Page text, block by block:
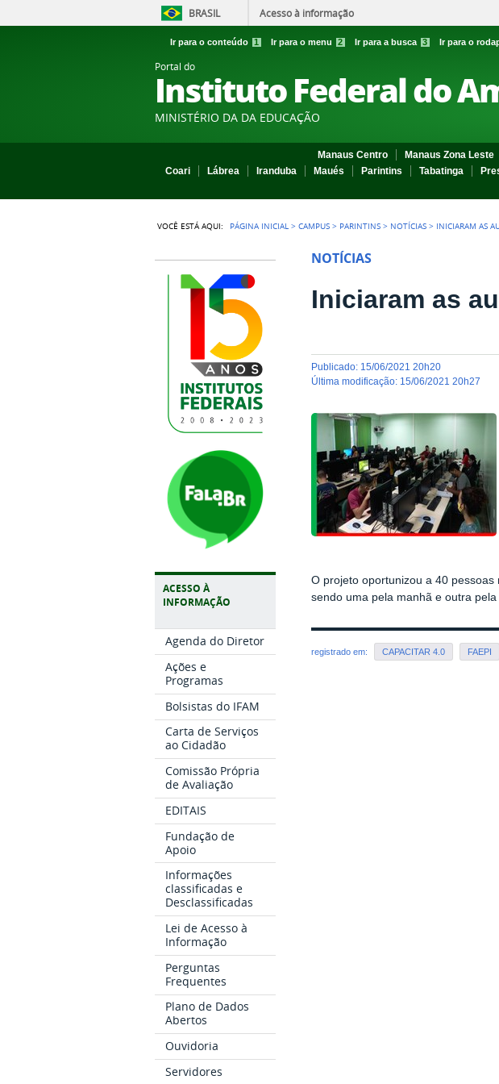
BRASIL Acesso à informação
Ir para o conteúdo 1 Ir para o menu 2 Ir para a busca 3 Ir para o
Portal do
Instituto Federal do
MINISTÉRIO DA DA EDUCAÇÃO
Manaus Centro Manaus Zona Leste
Coari
Lábrea Iranduba Maués Parintins Tabatinga
VOCÊ ESTÁ AQUI: PÁGINA INICIAL >CAMPUS > PARINTINS > NOTÍCIAS > INICIARAM AS
ACESSO À
INFORMAÇÃO
Agenda do Diretor
Ações e
Programas
Bolsistas do IFAM
Carta de Serviços
ao Cidadão
Comissão Própria
de Avaliação
EDITAIS
Fundação de
Apoio
Informações
classificadas e
Desclassificadas
Lei de Acesso à
Informação
Perguntas
Frequentes
Plano de Dados
Abertos
Ouvidoria
Servidores
NOTÍCIAS
Iniciaram as
publicado: 15/06/2021 20h20
última modificação: 15/06/2021 20h27
O projeto oportunizou a 40
sendo uma pela manhã e outra pela
registrado em: CAPACITAR 4.0 FAEPI